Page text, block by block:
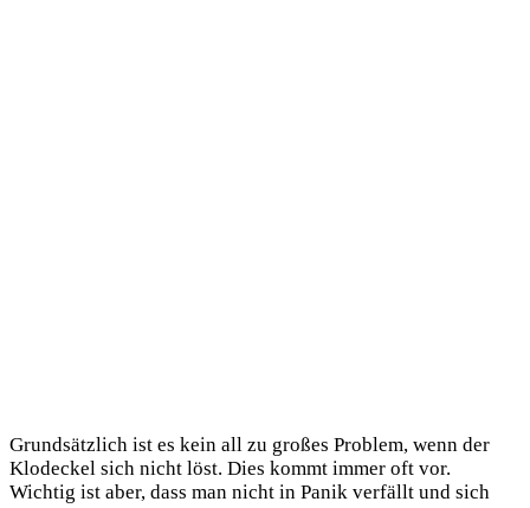
Grundsätzlich ist es kein all zu großes Problem, wenn der
Klodeckel sich nicht löst. Dies kommt immer oft vor.
Wichtig ist aber, dass man nicht in Panik verfällt und sich